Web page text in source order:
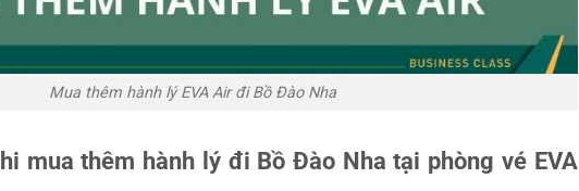
Mua thêm hành lý EVA Air đi Bồ Đào Nha
mua thêm hành lý đi Bồ Đào Nha tại phòng vé EVA